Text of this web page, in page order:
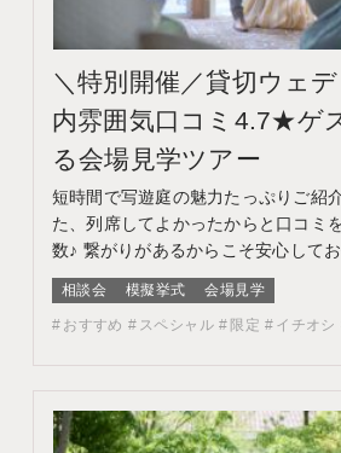
＼特別開催／貸切ウェ
内雰囲気口コミ4.7★ゲ
る会場見学ツアー
短時間で写遊庭の魅力たっぷりご紹
た、列席してよかったからと口コミ
数♪ 繋がりがあるからこそ安心して
写真のみをご検討のお客様はフォト
へ このフェアに含まれるコンテンツ
容 WEBサイトよりフェア予約をして
相談会 模擬挙式 会場見学
おすすめ スペシャル 限定 イチオシ